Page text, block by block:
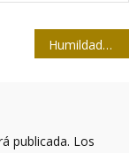
Humildad y locución: binomio esencial
publicada. Los